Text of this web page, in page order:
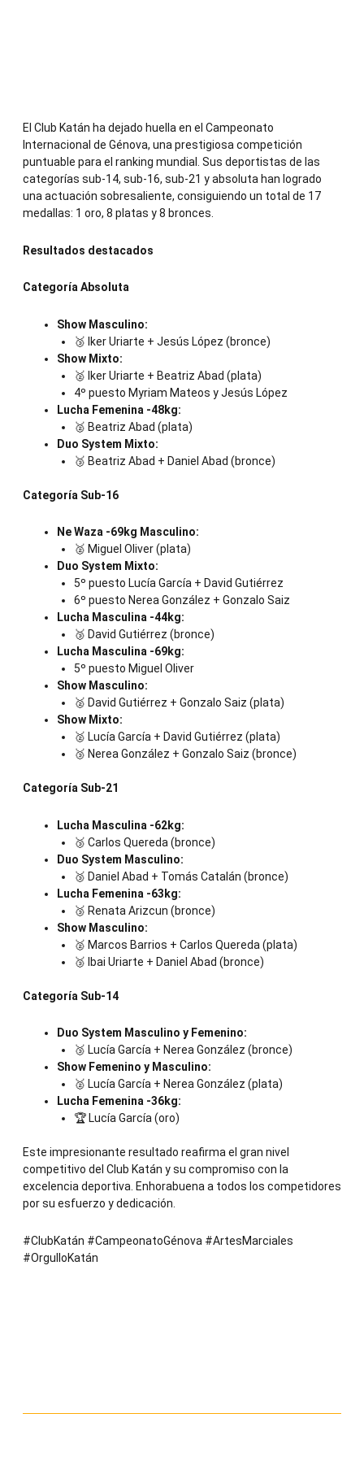
El Club Katán ha dejado huella en el Campeonato
Internacional de Génova, una prestigiosa competición
puntuable para el ranking mundial. Sus deportistas de las
categorías sub-14, sub-16, sub-21 y absoluta han logrado
una actuación sobresaliente, consiguiendo un total de 17
medallas: 1 oro, 8 platas y 8 bronces.
Resultados destacados
Categoría Absoluta
Show Masculino:
🥉 Iker Uriarte + Jesús López (bronce)
Show Mixto:
🥈 Iker Uriarte + Beatriz Abad (plata)
4º puesto Myriam Mateos y Jesús López
Lucha Femenina -48kg:
🥈 Beatriz Abad (plata)
Duo System Mixto:
🥉 Beatriz Abad + Daniel Abad (bronce)
Categoría Sub-16
Ne Waza -69kg Masculino:
🥈 Miguel Oliver (plata)
Duo System Mixto:
5º puesto Lucía García + David Gutiérrez
6º puesto Nerea González + Gonzalo Saiz
Lucha Masculina -44kg:
🥉 David Gutiérrez (bronce)
Lucha Masculina -69kg:
5º puesto Miguel Oliver
Show Masculino:
🥈 David Gutiérrez + Gonzalo Saiz (plata)
Show Mixto:
🥈 Lucía García + David Gutiérrez (plata)
🥉 Nerea González + Gonzalo Saiz (bronce)
Categoría Sub-21
Lucha Masculina -62kg:
🥉 Carlos Quereda (bronce)
Duo System Masculino:
🥉 Daniel Abad + Tomás Catalán (bronce)
Lucha Femenina -63kg:
🥉 Renata Arizcun (bronce)
Show Masculino:
🥈 Marcos Barrios + Carlos Quereda (plata)
🥉 Ibai Uriarte + Daniel Abad (bronce)
Categoría Sub-14
Duo System Masculino y Femenino:
🥉 Lucía García + Nerea González (bronce)
Show Femenino y Masculino:
🥈 Lucía García + Nerea González (plata)
Lucha Femenina -36kg:
🏆 Lucía García (oro)
Este impresionante resultado reafirma el gran nivel
competitivo del Club Katán y su compromiso con la
excelencia deportiva. Enhorabuena a todos los competidores
por su esfuerzo y dedicación.
#ClubKatán #CampeonatoGénova #ArtesMarciales
#OrgulloKatán